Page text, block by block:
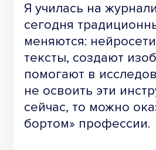
Я училась на
сегодня
меняются:
тексты, создают
помогают в
не освоить эти
сейчас, то можно
бортом» профессии.